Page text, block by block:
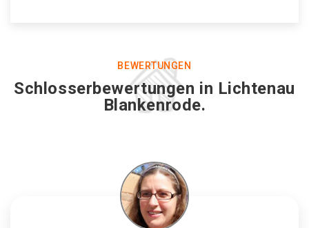
BEWERTUNGEN
Schlosserbewertungen in Lichtenau
Blankenrode.